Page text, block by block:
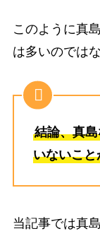
このように真
は多いのでは
結論、真
いないこ
当記事では真